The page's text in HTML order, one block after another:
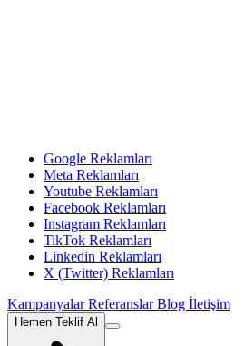
Google Reklamları
Meta Reklamları
Youtube Reklamları
Facebook Reklamları
Instagram Reklamları
TikTok Reklamları
Linkedin Reklamları
X (Twitter) Reklamları
KampanyalarReferanslarBlog İletişim
Hemen Teklif Al